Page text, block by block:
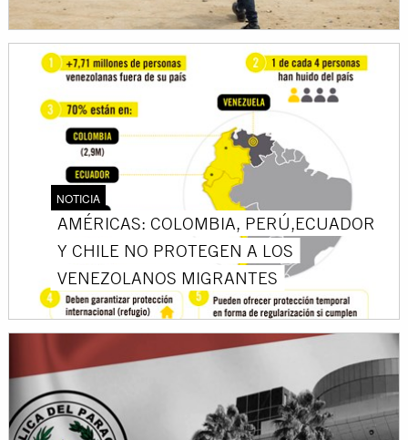
NOTICIA
AMÉRICAS: COLOMBIA, PERÚ,ECUADOR
Y CHILE NO PROTEGEN A LOS
VENEZOLANOS MIGRANTES